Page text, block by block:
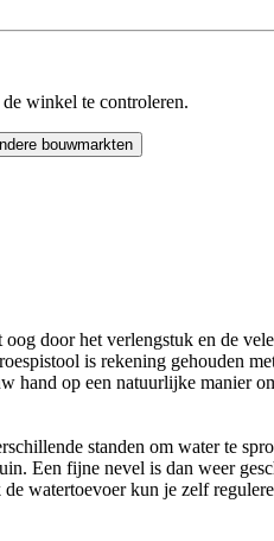
winkel te controleren.
bouwmarkten
door het verlengstuk en de
is rekening gehouden
hand op een natuurlijke manier
standen om water te
Een fijne nevel is dan weer
watertoevoer kun je zelf